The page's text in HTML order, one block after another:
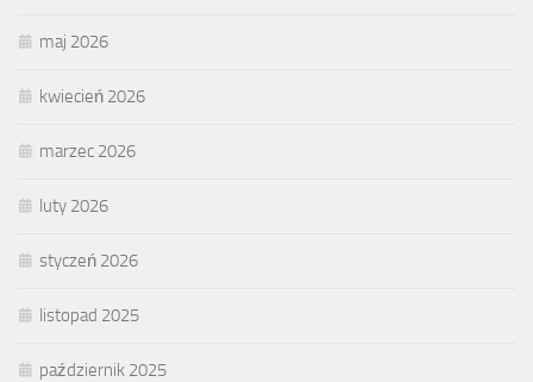
maj 2026
kwiecień 2026
marzec 2026
luty 2026
styczeń 2026
listopad 2025
październik 2025